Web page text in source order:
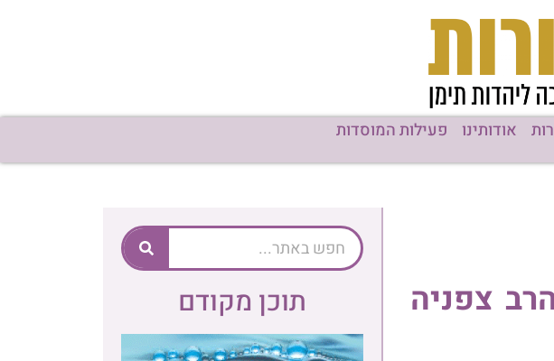
אודותינו פעילות המוסדות
צפניה
תוכן מקודם